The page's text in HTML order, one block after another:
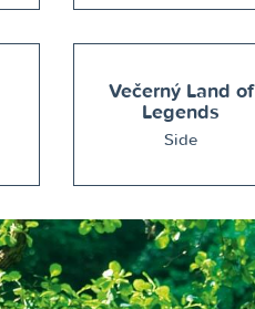
Večerný Land of
Legends
Side